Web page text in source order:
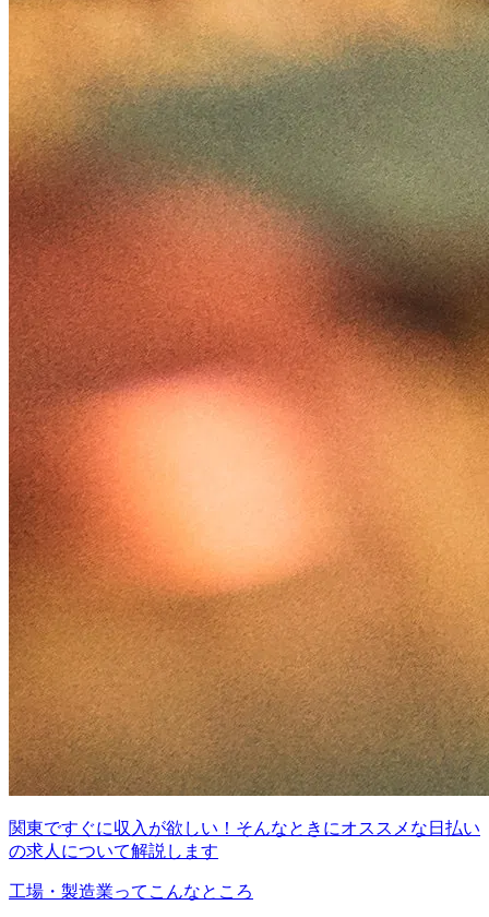
関東ですぐに収入が欲しい！そんなときにオススメな日払い
の求人について解説します
工場・製造業ってこんなところ